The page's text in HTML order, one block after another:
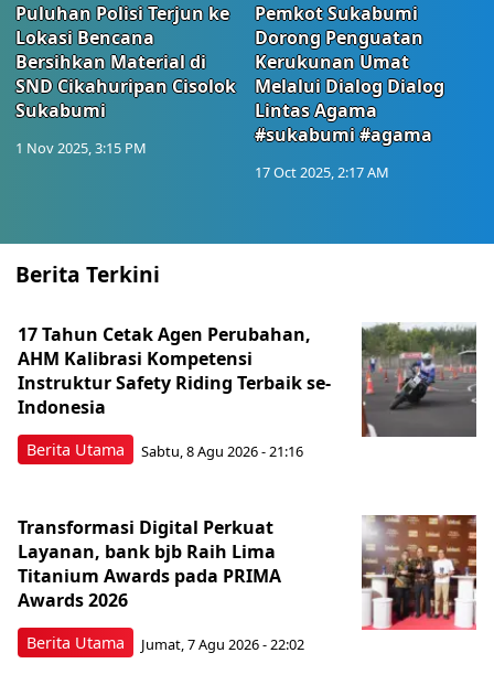
Puluhan Polisi Terjun ke
Lokasi Bencana
Bersihkan Material di
SND Cikahuripan Cisolok
Sukabumi
1 Nov 2025, 3:15 PM
Pemkot Sukabumi
Dorong Penguatan
Kerukunan Umat
Melalui Dialog Dialog
Lintas Agama
#sukabumi #agama
17 Oct 2025, 2:17 AM
Berita Terkini
Berita Utama
17 Tahun Cetak Agen Perubahan,
AHM Kalibrasi Kompetensi
Instruktur Safety Riding Terbaik se-
Indonesia
Sabtu, 8 Agu 2026 - 21:16
Berita Utama
Transformasi Digital Perkuat
Layanan, bank bjb Raih Lima
Titanium Awards pada PRIMA
Awards 2026
Jumat, 7 Agu 2026 - 22:02